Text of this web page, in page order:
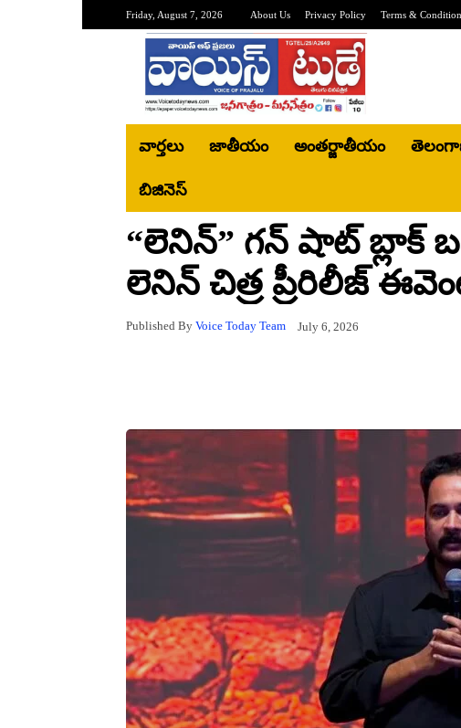
Friday, August 7, 2026 About Us Privacy Policy Terms &
వార్తలు జాతీయం అంతర్జాతీయం
బిజినెస్‌
“లెనిన్” గన్ షాట్ బ్లాక్
లెనిన్ చిత్ర ప్రీరిలీజ్
Published By Voice Today Team July 6, 2026